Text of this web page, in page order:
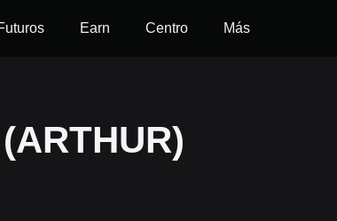
Earn Centro Más